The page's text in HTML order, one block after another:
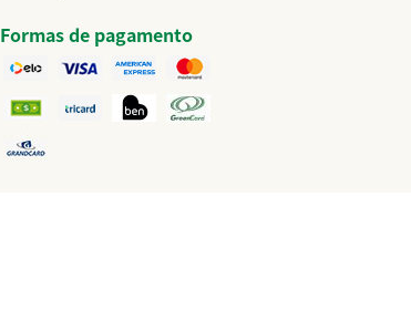
Formas de pagamento